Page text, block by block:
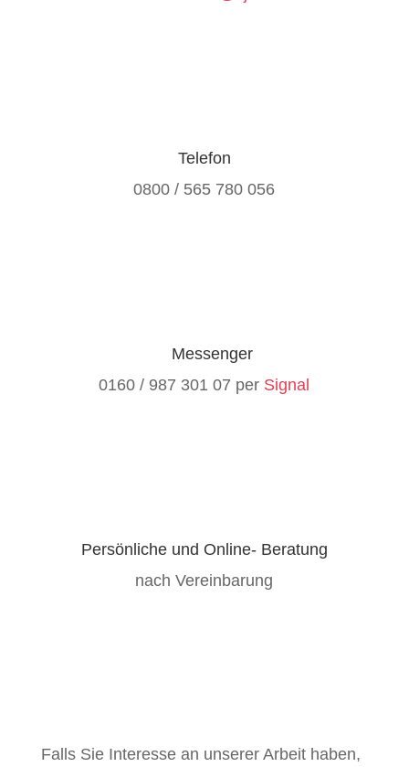
Telefon
0800 / 565 780 056
Messenger
0160 / 987 301 07 per Signal
Persönliche und Online- Beratung
nach Vereinbarung
Falls Sie Interesse an unserer Arbeit haben,